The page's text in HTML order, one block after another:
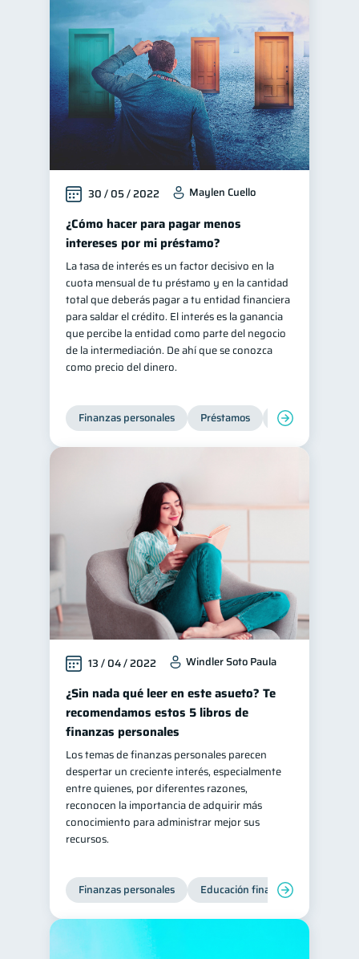
30 / 05 / 2022 Maylen Cuello
¿Cómo hacer para pagar menos
intereses por mi préstamo?
La tasa de interés es un factor decisivo en la
cuota mensual de tu préstamo y en la cantidad
total que deberás pagar a tu entidad financiera
para saldar el crédito. El interés es la ganancia
que percibe la entidad como parte del negocio
de la intermediación. De ahí que se conozca
como precio del dinero.
Finanzas personales Préstamos Productos
13 / 04 / 2022 Windler Soto Paula
¿Sin nada qué leer en este asueto? Te
recomendamos estos 5 libros de
finanzas personales
Los temas de finanzas personales parecen
despertar un creciente interés, especialmente
entre quienes, por diferentes razones,
reconocen la importancia de adquirir más
conocimiento para administrar mejor sus
recursos.
Finanzas personales Educación financiera